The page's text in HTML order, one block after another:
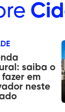
saiba o
em
neste